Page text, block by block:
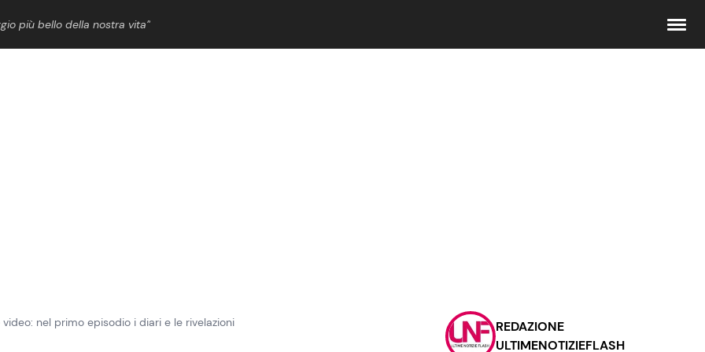
più bello della nostra vita”
Contattaci
Pubblicità
nel primo episodio i diari e le rivelazioni
REDAZIONE
ULTIMENOTIZIEFLASH